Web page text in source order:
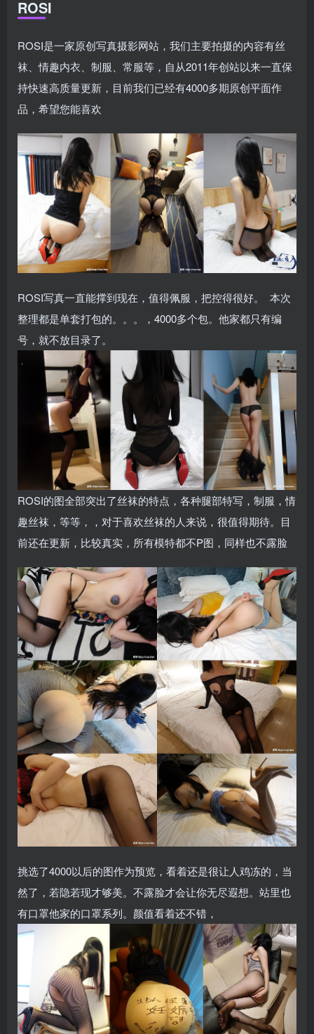
ROSI
ROSI是一家原创写真摄影网站，我们主要拍摄的内容有丝
袜、情趣内衣、制服、常服等，自从2011年创站以来一直保
持快速高质量更新，目前我们已经有4000多期原创平面作
品，希望您能喜欢
ROSI写真一直能撑到现在，值得佩服，把控得很好。 本次
整理都是单套打包的。。。，4000多个包。他家都只有编
号，就不放目录了。
ROSI的图全部突出了丝袜的特点，各种腿部特写，制服，情
趣丝袜，等等，，对于喜欢丝袜的人来说，很值得期待。目
前还在更新，比较真实，所有模特都不P图，同样也不露脸
挑选了4000以后的图作为预览，看着还是很让人鸡冻的，当
然了，若隐若现才够美。不露脸才会让你无尽遐想。站里也
有口罩他家的口罩系列。颜值看着还不错，